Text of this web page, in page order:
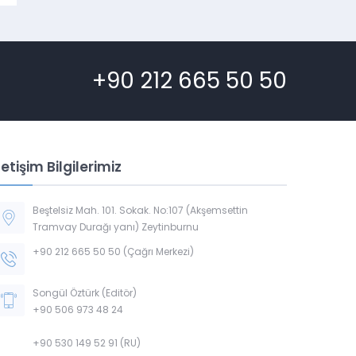
+90 212 665 50 50
Bilgilerimiz
Beştelsiz Mah. 101. Sokak. No:107 (Akşemsettin
Tramvay Durağı yanı) Zeytinburnu
+90 212 665 50 50 (Çağrı Merkezi)
Songül Öztürk (Editör)
+90 506 973 48 24
+90 530 149 52 91 (RU)